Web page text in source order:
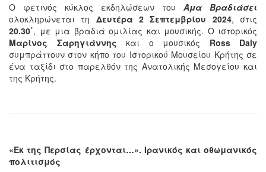
Ο φετινός κύκλος εκδηλώσεων του Άμα Βραδιάσει
ολοκληρώνεται τη Δευτέρα 2 Σεπτεμβρίου 2024, στις
20.30΄, με μια βραδιά ομιλίας και μουσικής. Ο ιστορικός
Μαρίνος Σαρηγιάννης και ο μουσικός Ross Daly
συμπράττουν στον κήπο του Ιστορικού Μουσείου Κρήτης σε
ένα ταξίδι στο παρελθόν της Ανατολικής Μεσογείου και
της Κρήτης.
«Εκ της Περσίας έρχονται…». Ιρανικός και οθωμανικός
πολιτισμός